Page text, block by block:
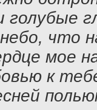
голубые
что
мое
к